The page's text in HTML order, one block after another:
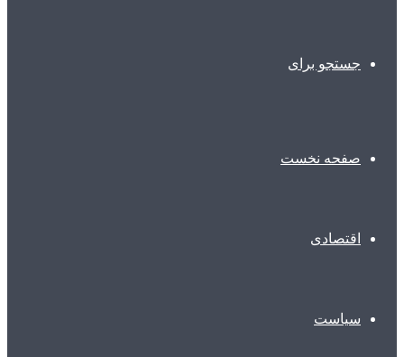
جستجو برای
صفحه نخست
اقتصادی
سیاست